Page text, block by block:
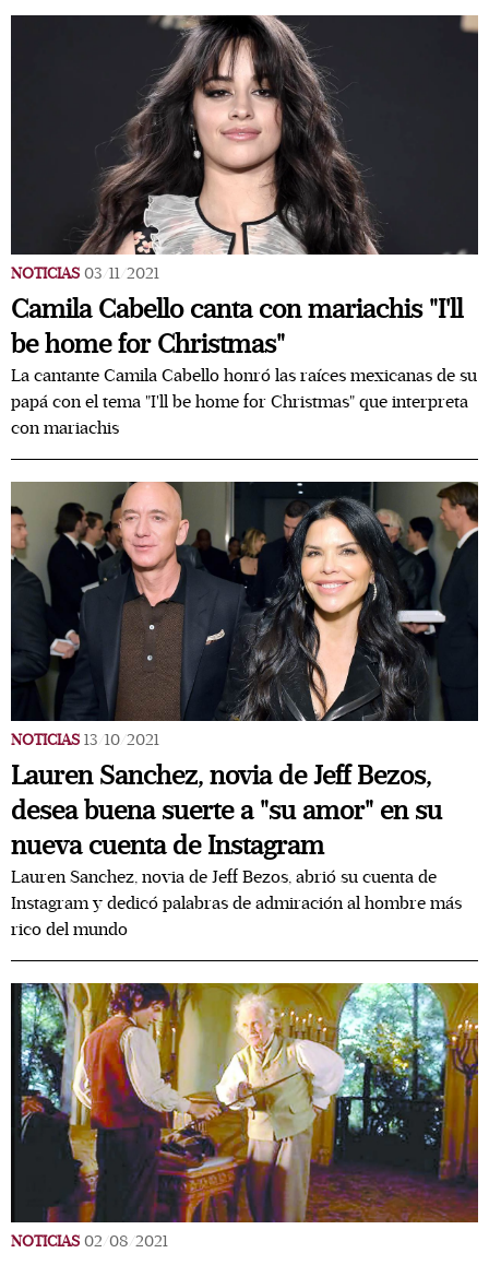
NOTICIAS 03/11/2021
Camila Cabello canta con mariachis "I'll
be home for Christmas"
La cantante Camila Cabello honró las raíces mexicanas de su
papá con el tema "I'll be home for Christmas" que interpreta
con mariachis
NOTICIAS 13/10/2021
Lauren Sanchez, novia de Jeff Bezos,
desea buena suerte a "su amor" en su
nueva cuenta de Instagram
Lauren Sanchez, novia de Jeff Bezos, abrió su cuenta de
Instagram y dedicó palabras de admiración al hombre más
rico del mundo
NOTICIAS 02/08/2021